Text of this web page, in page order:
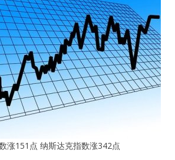
涨151点 纳斯达克指数涨342点